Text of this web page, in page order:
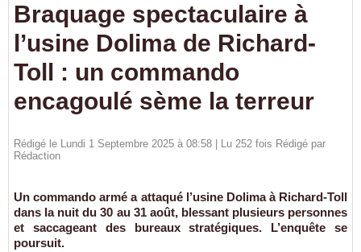
Braquage spectaculaire à
l’usine Dolima de Richard-
Toll : un commando
encagoulé sème la terreur
Rédigé le Lundi 1 Septembre 2025 à 08:58 | Lu 252 fois Rédigé par
Rédaction
Un commando armé a attaqué l’usine Dolima à Richard-Toll
dans la nuit du 30 au 31 août, blessant plusieurs personnes
et saccageant des bureaux stratégiques. L’enquête se
poursuit.